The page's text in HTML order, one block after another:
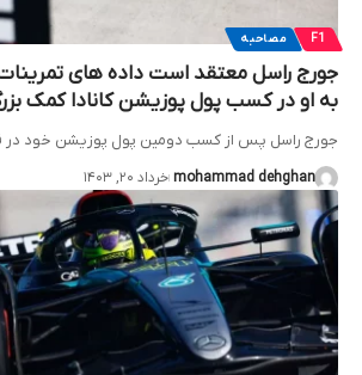
F1 مصاحبه
جورج راسل معتقد است داده های
به او در کسب پول پوزیشن کانادا کمک
جورج راسل پس از کسب دومین پول پوزیشن خود در
mohammad dehghan خرداد ۲۰, ۱۴۰۳